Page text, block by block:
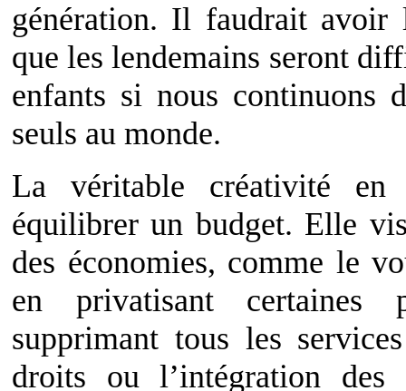
génération. Il faudrait avoir
que les lendemains seront
enfants si nous continuons
seuls au monde.
La véritable créativité
équilibrer un budget. Elle
des économies, comme le
en privatisant certaines
supprimant tous les
droits ou l’intégration des